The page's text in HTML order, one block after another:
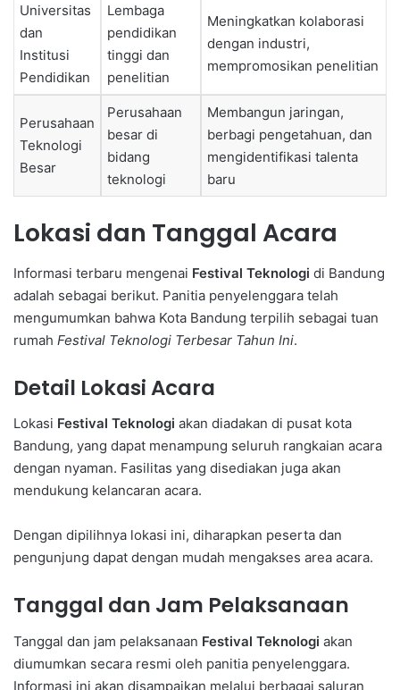
Universitas
dan
Institusi
Pendidikan
Lembaga
pendidikan
tinggi dan
penelitian
Meningkatkan kolaborasi
dengan industri,
mempromosikan penelitian
Perusahaan
Teknologi
Besar
Perusahaan
besar di
bidang
teknologi
Membangun jaringan,
berbagi pengetahuan, dan
mengidentifikasi talenta
baru
Lokasi dan Tanggal Acara
Informasi terbaru mengenai Festival Teknologi di Bandung
adalah sebagai berikut. Panitia penyelenggara telah
mengumumkan bahwa Kota Bandung terpilih sebagai tuan
rumah Festival Teknologi Terbesar Tahun Ini.
Detail Lokasi Acara
Lokasi Festival Teknologi akan diadakan di pusat kota
Bandung, yang dapat menampung seluruh rangkaian acara
dengan nyaman. Fasilitas yang disediakan juga akan
mendukung kelancaran acara.
Dengan dipilihnya lokasi ini, diharapkan peserta dan
pengunjung dapat dengan mudah mengakses area acara.
Tanggal dan Jam Pelaksanaan
Tanggal dan jam pelaksanaan Festival Teknologi akan
diumumkan secara resmi oleh panitia penyelenggara.
Informasi ini akan disampaikan melalui berbagai saluran